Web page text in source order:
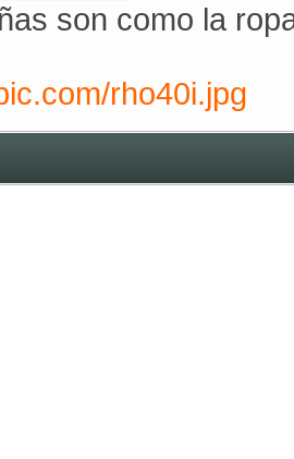
son como la
rho40i.jpg